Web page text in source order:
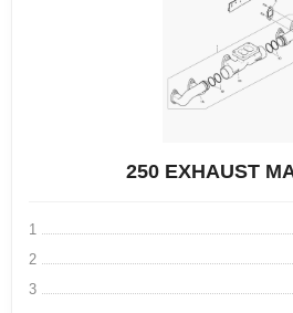
250 EXHAUST
1
2
3